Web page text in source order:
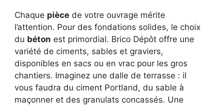
Chaque pièce de votre ouvrage mérite
l’attention. Pour des fondations solides, le choix
du béton est primordial. Brico Dépôt offre une
variété de ciments, sables et graviers,
disponibles en sacs ou en vrac pour les gros
chantiers. Imaginez une dalle de terrasse : il
vous faudra du ciment Portland, du sable à
maçonner et des granulats concassés. Une